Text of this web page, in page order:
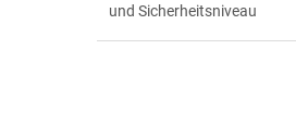
und Sicherheitsniveau